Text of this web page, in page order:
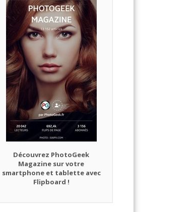
Découvrez PhotoGeek
Magazine sur votre
smartphone et tablette avec
Flipboard !